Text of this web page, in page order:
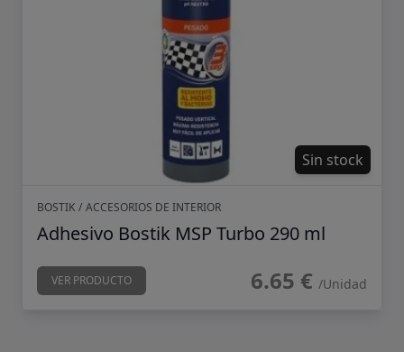
Sin stock
BOSTIK / ACCESORIOS DE INTERIOR
Adhesivo Bostik MSP Turbo 290 ml
VER PRODUCTO 6.65 € /Unidad